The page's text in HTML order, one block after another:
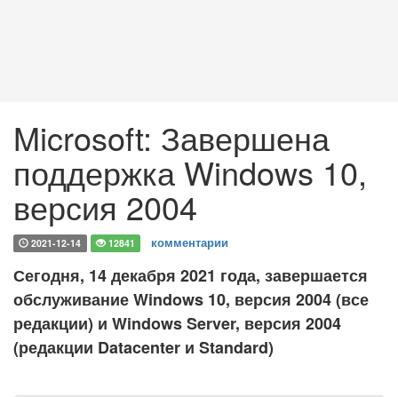
Microsoft: Завершена
поддержка Windows 10,
версия 2004
2021-12-14 12841 комментарии
Сегодня, 14 декабря 2021 года, завершается
обслуживание Windows 10, версия 2004 (все
редакции) и Windows Server, версия 2004
(редакции Datacenter и Standard)